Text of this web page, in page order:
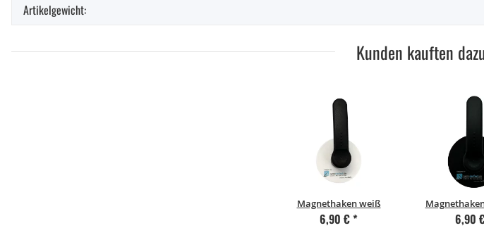
Artikelgewicht:
Kunden kauften
Magnethaken weiß
6,90 €* 6,90